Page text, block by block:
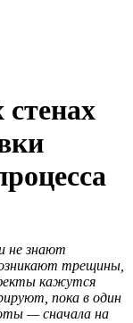
не знают
трещины,
кажутся
пока в один
— сначала на